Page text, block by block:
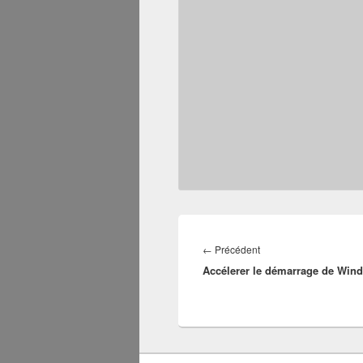
de
l’article
← PrécédentArticle
précédent :
Accélerer le démarrage de